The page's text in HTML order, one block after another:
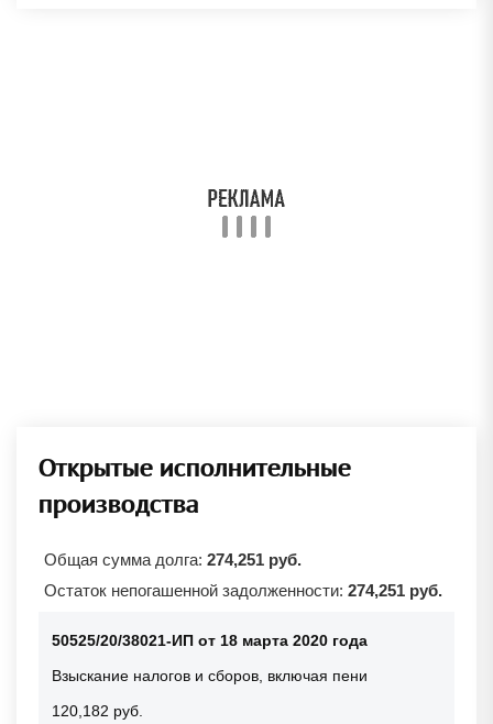
Открытые исполнительные
производства
Общая сумма долга: 274,251 руб.
Остаток непогашенной задолженности: 274,251 руб.
50525/20/38021-ИП от 18 марта 2020 года
Взыскание налогов и сборов, включая пени
120,182 руб.